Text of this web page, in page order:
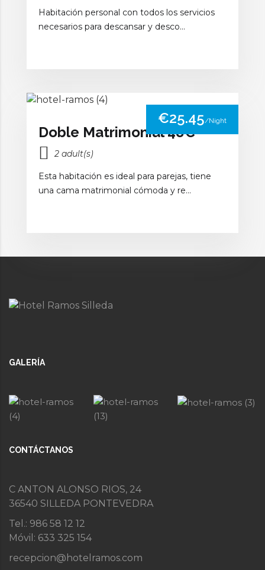
Habitación personal con todos los servicios
necesarios para descansar y desco...
€25.45/Night
Doble Matrimonial 48€
2 adult(s)
Esta habitación es ideal para parejas, tiene
una cama matrimonial cómoda y re...
GALERÍA
CONTÁCTANOS
C ANTON ALONSO RIOS, 24
36540 SILLEDA PONTEVEDRA
Tel.: 986 58 12 12
Móvil: 633 325 154
recepcion@hotelramos.com